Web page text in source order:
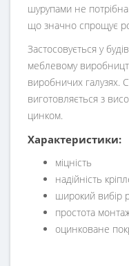
шурупами не
що значно спрощує
Застосовується у
меблевому
виробничих галузях.
виготовляється з
цинком.
Характеристики:
міцність
надійність
широкий вибір
простота
оцинковане